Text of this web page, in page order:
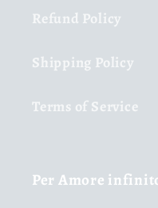
Refund Policy
Shipping Policy
Terms of Service
Per Amore